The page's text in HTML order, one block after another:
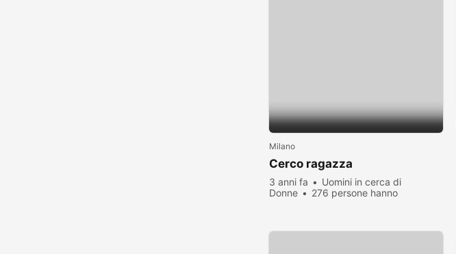
Milano
Cerco ragazza
3 anni fa
Uomini in cerca di
Donne
276 persone hanno